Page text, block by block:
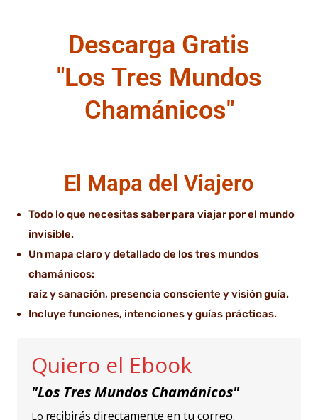
Descarga Gratis
"Los Tres Mundos
Chamánicos"
El Mapa del Viajero
Todo lo que necesitas saber para viajar por el mundo
invisible.
Un mapa claro y detallado de los tres mundos
chamánicos:
raíz y sanación, presencia consciente y visión guía.
Incluye funciones, intenciones y guías prácticas.
Quiero el Ebook
"Los Tres Mundos Chamánicos"
Lo recibirás directamente en tu correo.